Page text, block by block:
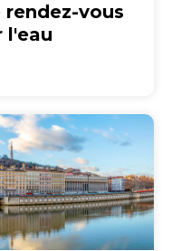
rendez-vous
l'eau